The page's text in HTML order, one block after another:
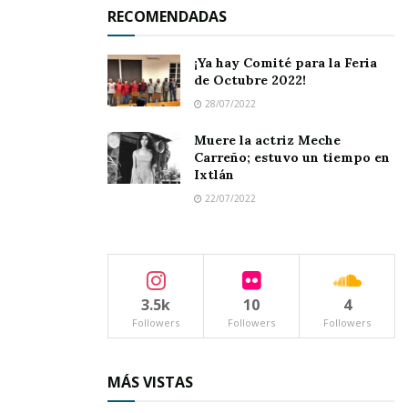
RECOMENDADAS
¡Ya hay Comité para la Feria
de Octubre 2022!
28/07/2022
Muere la actriz Meche
Carreño; estuvo un tiempo en
Ixtlán
22/07/2022
3.5k
Followers
10
Followers
4
Followers
MÁS VISTAS